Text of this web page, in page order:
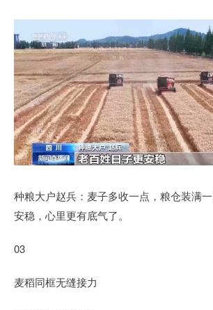
种粮大户赵兵：麦子多收一点，粮仓装满
安稳，心里更有底气了。
03
麦稻同框无缝接力